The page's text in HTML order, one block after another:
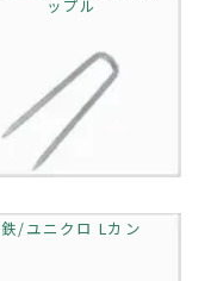
ップル
鉄/ユニクロ Lカン